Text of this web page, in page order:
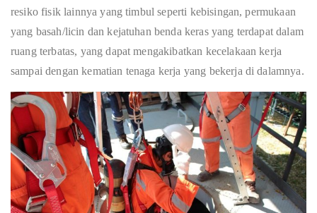
resiko fisik lainnya yang timbul seperti kebisingan, permukaan
yang basah/licin dan kejatuhan benda keras yang terdapat dalam
ruang terbatas, yang dapat mengakibatkan kecelakaan kerja
sampai dengan kematian tenaga kerja yang bekerja di dalamnya.